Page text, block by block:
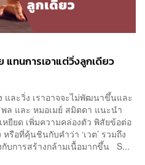
แทนการเอาแต่วิ่งลูกเดียว
และวิ่ง เราอาจจะไม่พัฒนาขึ้นและ
ล และ หมอเมย์ สมิตดา แนะนำ
หยียด เพิ่มความคล่องตัว พิสัยข้อต่อ
รือที่คุ้นชินกับคำว่า ‘เวต’ รวมถึง
บการสร้างกล้ามเนื้อมากขึ้น S...